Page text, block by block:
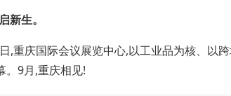
新生。
庆国际会议展览中心,以工业品为核、以
。9月,重庆相见!